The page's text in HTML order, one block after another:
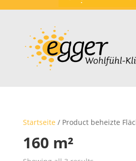
Startseite / Product beheizte
160 m²